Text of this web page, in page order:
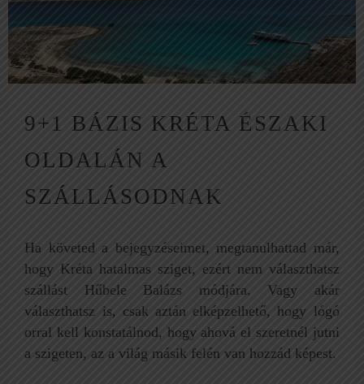
9+1 BÁZIS KRÉTA ÉSZAKI
OLDALÁN A
SZÁLLÁSODNAK
Ha követed a bejegyzéseimet, megtanulhattad már,
hogy Kréta hatalmas sziget, ezért nem választhatsz
szállást Hűbele Balázs módjára. Vagy akár
választhatsz is, csak aztán elképzelhető, hogy lógó
orral kell konstatálnod, hogy ahová el szeretnél jutni
a szigeten, az a világ másik felén van hozzád képest.